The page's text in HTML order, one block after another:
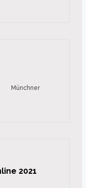
Münchner
2021